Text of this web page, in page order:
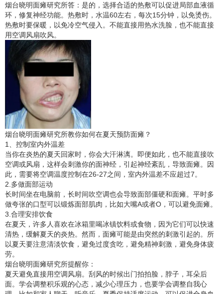
烟台晓明面瘫研究所答：是的，选择合适的热敷可以促进局部血液循
环，修复神经功能。热敷时，水温60左右，每次15分钟，以免烫伤。
热敷时要保暖，以免冷空气侵入。不能直接用热水洗脸，也不能直接
用空调风扇吹风。
烟台晓明面瘫研究所教你如何在夏天预防面瘫？
1、控制室内外温差
当你在炎热的夏天回家时，你会大汗淋漓。即便如此，也不能直接吹
空调或风扇，这样会刺激你的面神经，引起神经紊乱，导致面瘫。因
此，需要将空调温度控制在26-27之间，室内外温差不应超过7。
2.多做面部运动
长时间坐在电脑前，长时间吹空调也会导致面部僵硬和面瘫。平时多
做夸张的口型可以锻炼面部肌肉，比如大嘴A或者O，可以避免面瘫。
3.合理安排饮食
在夏天，许多人喜欢在冰箱里喝冰镇饮料或食物，因为它们可以快速
清热，缓解夏天的炎热。然而，面瘫可能是由突然的刺激引起的。所
以夏天要注意清淡饮食，避免过度贪吃，避免精神刺激，避免身体疲
劳。
烟台晓明面瘫研究所提醒你：
夏天避免直接用空调风扇。刮风的时候出门拍拍脸，脖子，耳朵后
面。学会调整积乐观的心态，减少心理压力，也要学会调整自我心